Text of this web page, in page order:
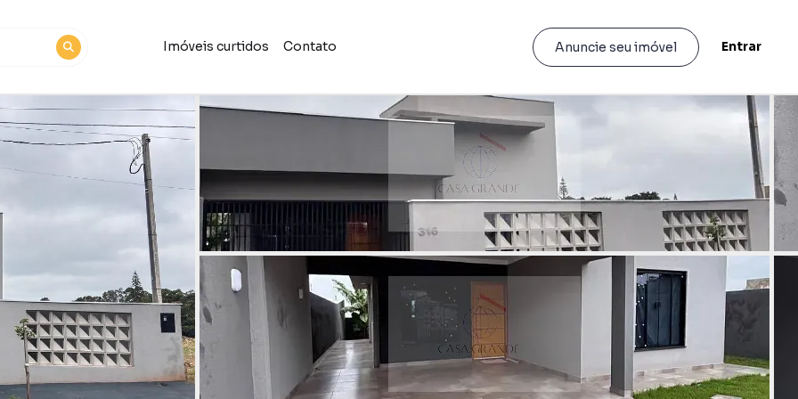
Imóveis curtidos Contato Anuncie seu imóvel Entrar